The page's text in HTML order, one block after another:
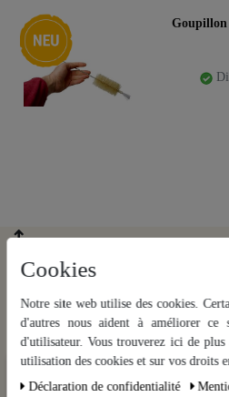
Nouveauté Goupillon
essentiels, tandis que d’autres nous
Cookies
Notre site web utilise des cookies.
d'autres nous aident à améliorer ce
d'utilisateur. Vous trouverez ici de
utilisation des cookies et sur vos droits
Déclaration de confidentialité